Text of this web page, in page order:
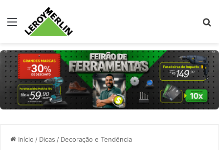
Menu
Início / Dicas / Decoração e Tendência